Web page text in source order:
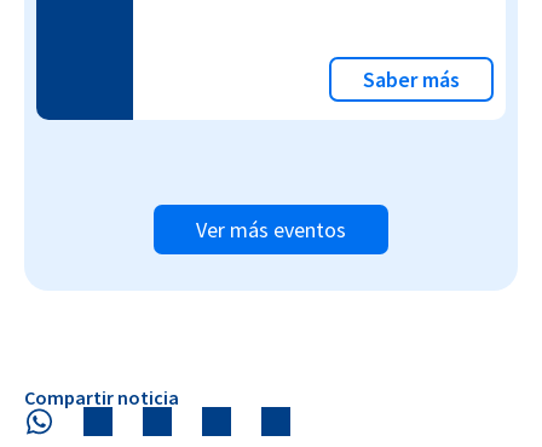
Saber más
Ver más eventos
Compartir noticia